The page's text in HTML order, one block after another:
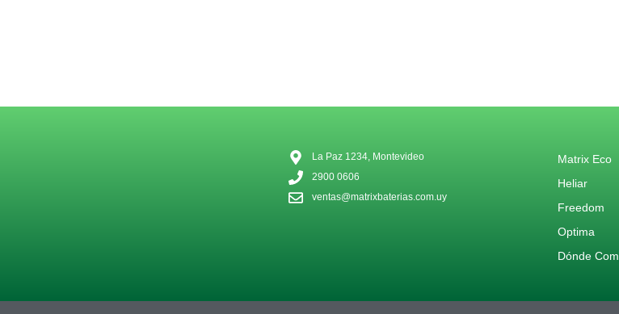
La Paz 1234, Montevideo
2900 0606
ventas@matrixbaterias.com.uy
Matrix Eco
Heliar
Freedom
Optima
Dónde